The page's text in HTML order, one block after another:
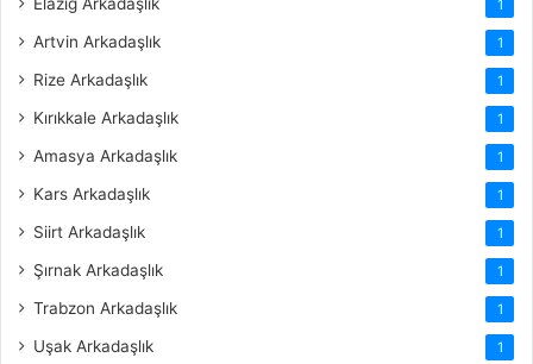
1
Artvin Arkadaşlık 1
Rize Arkadaşlık 1
Kırıkkale Arkadaşlık 1
Amasya Arkadaşlık 1
Kars Arkadaşlık 1
Siirt Arkadaşlık 1
Şırnak Arkadaşlık 1
Trabzon Arkadaşlık 1
Uşak Arkadaşlık 1